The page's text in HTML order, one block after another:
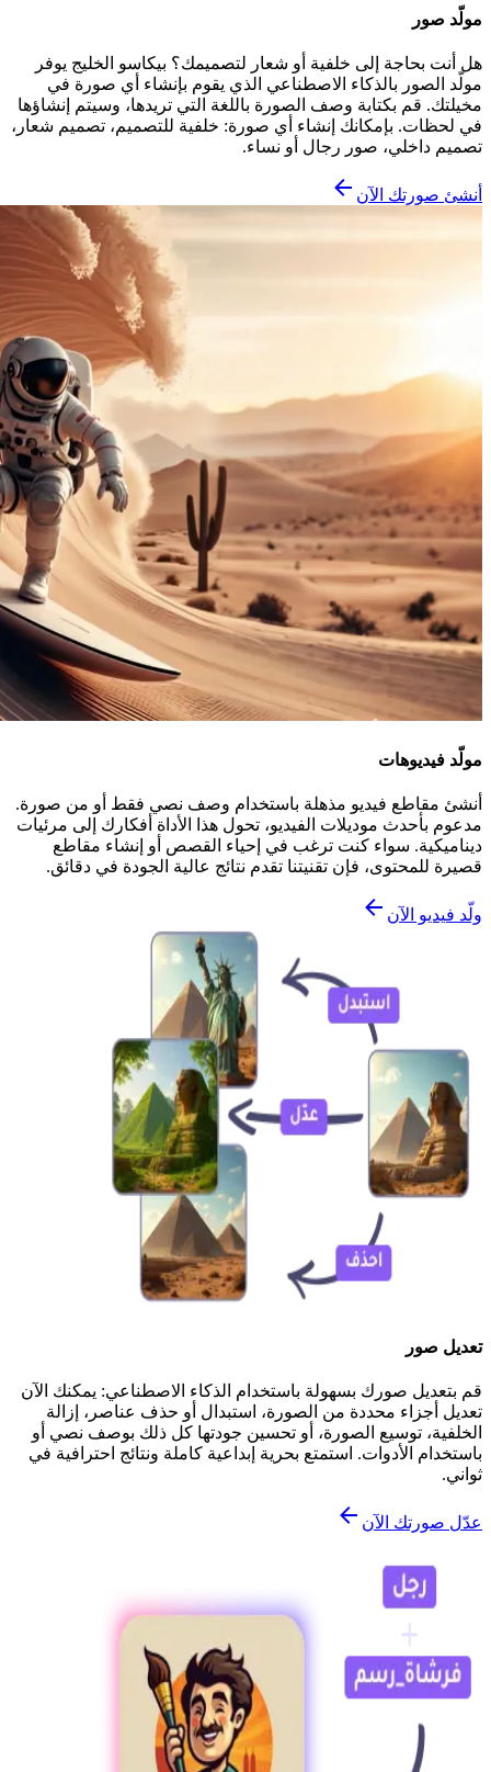
مولّد صور
هل أنت بحاجة إلى خلفية أو شعار لتصميمك؟ بيكاسو الخليج يوفر
مولّد الصور بالذكاء الاصطناعي الذي يقوم بإنشاء أي صورة في
مخيلتك. قم بكتابة وصف الصورة باللغة التي تريدها، وسيتم إنشاؤها
في لحظات. بإمكانك إنشاء أي صورة: خلفية للتصميم، تصميم شعار،
تصميم داخلي، صور رجال أو نساء.
أنشئ صورتك الآن
مولّد فيديوهات
أنشئ مقاطع فيديو مذهلة باستخدام وصف نصي فقط أو من صورة.
مدعوم بأحدث موديلات الفيديو، تحول هذا الأداة أفكارك إلى مرئيات
ديناميكية. سواء كنت ترغب في إحياء القصص أو إنشاء مقاطع
قصيرة للمحتوى، فإن تقنيتنا تقدم نتائج عالية الجودة في دقائق.
ولّد فيديو الآن
تعديل صور
قم بتعديل صورك بسهولة باستخدام الذكاء الاصطناعي: يمكنك الآن
تعديل أجزاء محددة من الصورة، استبدال أو حذف عناصر، إزالة
الخلفية، توسيع الصورة، أو تحسين جودتها كل ذلك بوصف نصي أو
باستخدام الأدوات. استمتع بحرية إبداعية كاملة ونتائج احترافية في
ثواني.
عدّل صورتك الآن